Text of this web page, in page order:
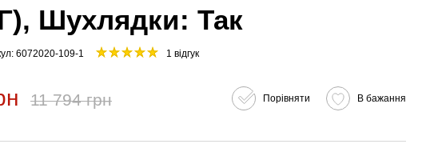
Шухлядки: Так
6072020-109-1 1 відгук
11 794 грн Порівняти В бажання